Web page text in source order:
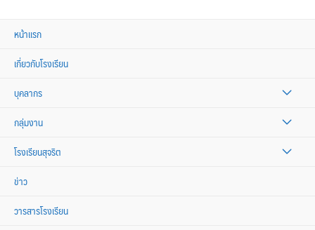
หน้าแรก
เกี่ยวกับโรงเรียน
บุคลากร
กลุ่มงาน
โรงเรียนสุจริต
ข่าว
วารสารโรงเรียน